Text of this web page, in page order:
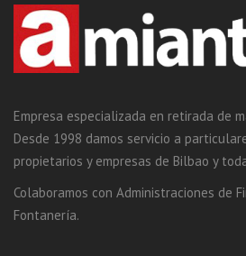
Empresa especializada en retirada de
Desde 1998 damos servicio a
propietarios y empresas de Bilbao y
Colaboramos con Administraciones de
Fontanería.